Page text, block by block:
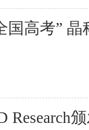
国高考” 晶
Research